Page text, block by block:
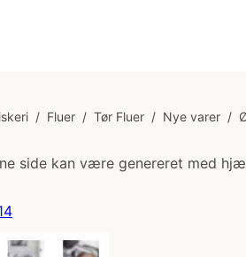
/ Fluer / Tør Fluer / Nye varer /
side kan være genereret med